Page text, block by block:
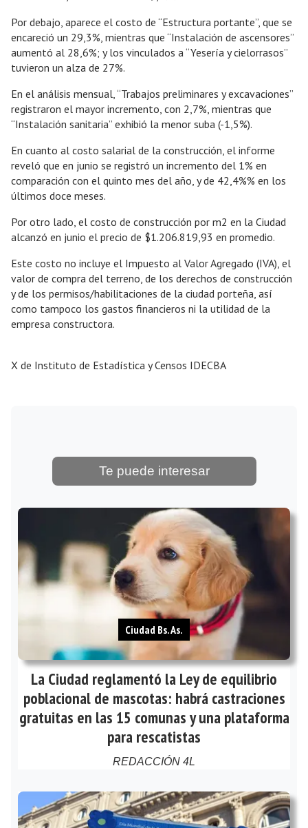
Por debajo, aparece el costo de “Estructura portante”, que se
encareció un 29,3%, mientras que “Instalación de ascensores”
aumentó al 28,6%; y los vinculados a “Yesería y cielorrasos”
tuvieron un alza de 27%.
En el análisis mensual, “Trabajos preliminares y excavaciones”
registraron el mayor incremento, con 2,7%, mientras que
“Instalación sanitaria” exhibió la menor suba (-1,5%).
En cuanto al costo salarial de la construcción, el informe
reveló que en junio se registró un incremento del 1% en
comparación con el quinto mes del año, y de 42,4%% en los
últimos doce meses.
Por otro lado, el costo de construcción por m2 en la Ciudad
alcanzó en junio el precio de $1.206.819,93 en promedio.
Este costo no incluye el Impuesto al Valor Agregado (IVA), el
valor de compra del terreno, de los derechos de construcción
y de los permisos/habilitaciones de la ciudad porteña, así
como tampoco los gastos financieros ni la utilidad de la
empresa constructora.
X de Instituto de Estadística y Censos IDECBA
Te puede interesar
La Ciudad reglamentó la Ley de equilibrio
poblacional de mascotas: habrá castraciones
gratuitas en las 15 comunas y una plataforma
para rescatistas
REDACCIÓN 4L
Ciudad Bs. As.